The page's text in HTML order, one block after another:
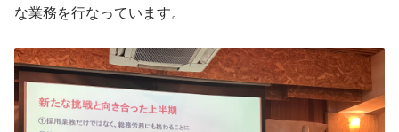
な業務を行なっています。